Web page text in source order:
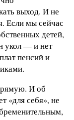
выход. И не
Если мы сейчас
детей,
укол — и нет
пенсий и
И об
«для себя», не